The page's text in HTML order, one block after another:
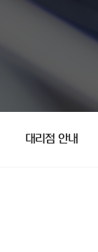
대리점 안내